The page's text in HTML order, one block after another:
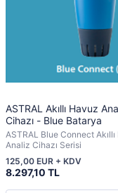
ASTRAL Akıllı Havuz Analiz
Cihazı - Blue Batarya
ASTRAL Blue Connect Akıllı Havuz
Analiz Cihazı Serisi
8.297,10 TL
125,00 EUR + KDV